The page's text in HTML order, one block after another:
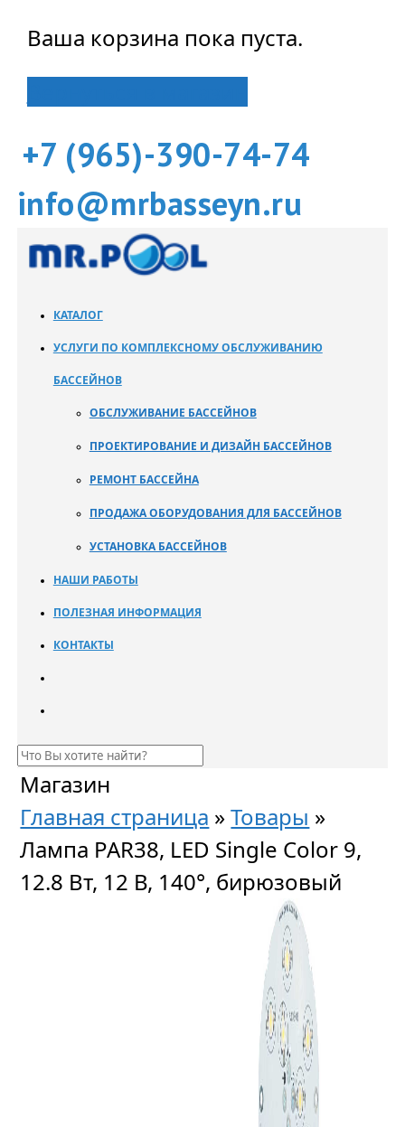
Ваша корзина пока пуста.
+7 (965)-390-74-74
info@mrbasseyn.ru
КАТАЛОГ
УСЛУГИ ПО КОМПЛЕКСНОМУ ОБСЛУЖИВАНИЮ
БАССЕЙНОВ
ОБСЛУЖИВАНИЕ БАССЕЙНОВ
ПРОЕКТИРОВАНИЕ И ДИЗАЙН БАССЕЙНОВ
РЕМОНТ БАССЕЙНА
ПРОДАЖА ОБОРУДОВАНИЯ ДЛЯ БАССЕЙНОВ
УСТАНОВКА БАССЕЙНОВ
НАШИ РАБОТЫ
ПОЛЕЗНАЯ ИНФОРМАЦИЯ
КОНТАКТЫ
Магазин
Главная страница »Товары »
Лампа PAR38, LED Single Color 9,
12.8 Вт, 12 В, 140°, бирюзовый